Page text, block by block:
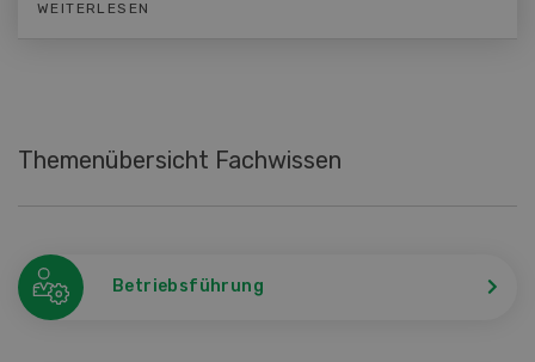
WEITERLESEN
Themenübersicht Fachwissen
Betriebsführung